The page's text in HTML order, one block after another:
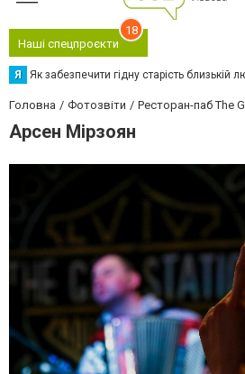
Наші спецпроєкти
18
Я Як забезпечити гідну старість близькій
Головна Фотозвіти Ресторан-паб The
Арсен Мірзоян